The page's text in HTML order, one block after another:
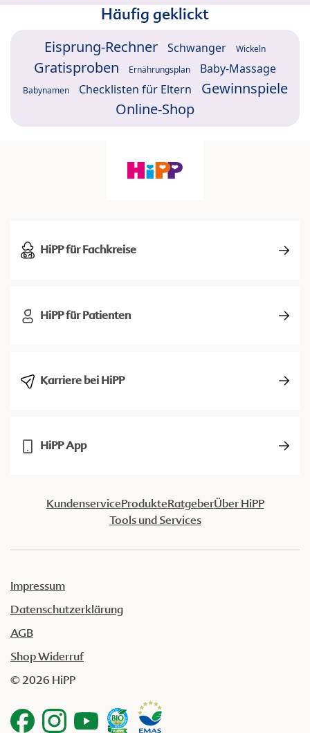
Häufig geklickt
Eisprung-Rechner Schwanger Wickeln
Gratisproben Ernährungsplan Baby-Massage
Babynamen Checklisten für Eltern
Gewinnspiele
Online-Shop
HiPP für Fachkreise
HiPP für Patienten
Karriere bei HiPP
HiPP App
KundenserviceProdukteRatgeberÜber HiPP
Tools und Services
Impressum
Datenschutzerklärung
AGB
Shop Widerruf
© 2026 HiPP